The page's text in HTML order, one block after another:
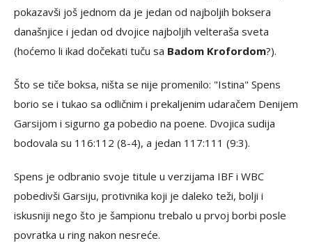
pokazavši još jednom da je jedan od najboljih boksera
današnjice i jedan od dvojice najboljih velteraša sveta
(hoćemo li ikad dočekati tuču sa Badom Krofordom?).
Što se tiče boksa, ništa se nije promenilo: "Istina" Spens
borio se i tukao sa odličnim i prekaljenim udaračem Denijem
Garsijom i sigurno ga pobedio na poene. Dvojica sudija
bodovala su 116:112 (8-4), a jedan 117:111 (9:3).
Spens je odbranio svoje titule u verzijama IBF i WBC
pobedivši Garsiju, protivnika koji je daleko teži, bolji i
iskusniji nego što je šampionu trebalo u prvoj borbi posle
povratka u ring nakon nesreće.